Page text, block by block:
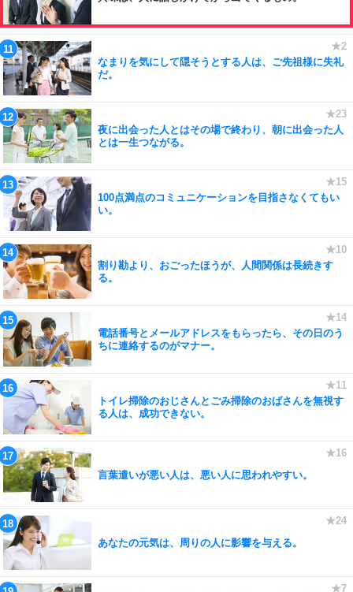
なまりを気にして隠そうとする人は、ご先祖様に失礼
だ。
夜に出会った人とはその場で終わり、朝に出会った人
とは一生つながる。
100点満点のコミュニケーションを目指さなくてもい
い。
割り勘より、おごったほうが、人間関係は長続きす
る。
電話番号とメールアドレスをもらったら、その日のう
ちに連絡するのがマナー。
トイレ掃除のおじさんとごみ掃除のおばさんを無視す
る人は、成功できない。
言葉遣いが悪い人は、悪い人に思われやすい。
あなたの元気は、周りの人に影響を与える。